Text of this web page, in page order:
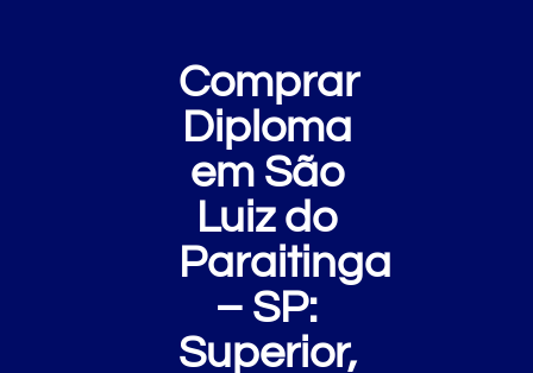
Comprar
Diploma
em São
Luiz do
Paraitinga
– SP:
Superior,